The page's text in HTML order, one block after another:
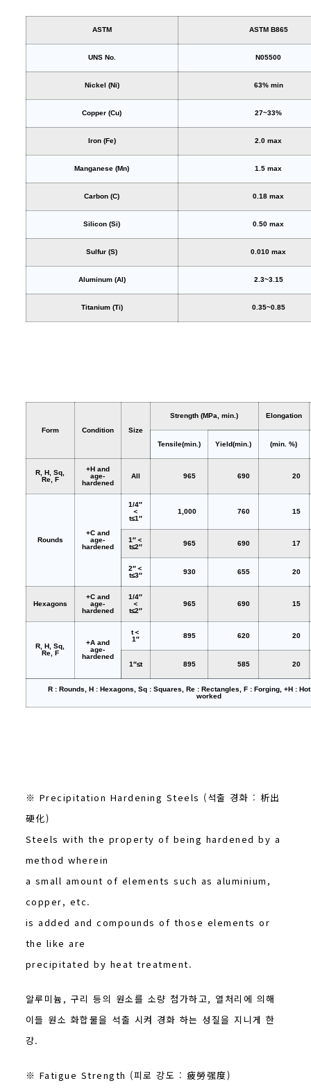
ASTM ASTM B865
UNS No. N05500
Nickel (Ni) 63% min
Copper (Cu) 27~33%
Iron (Fe) 2.0 max
Manganese (Mn) 1.5 max
Carbon (C) 0.18 max
Silicon (Si) 0.50 max
Sulfur (S) 0.010 max
Aluminum (Al) 2.3~3.15
Titanium (Ti) 0.35~0.85
Form Condition Size
Strength (MPa, min.) Elongation
Tensile(min.) Yield(min.) (min. %)
R, H, Sq,
Re, F
+H and
age-
hardened
All 965 690 20
Rounds
+C and
age-
hardened
1/4″
＜
t≤1″
1,000 760 15
1″＜
t≤2″
965 690 17
2″＜
t≤3″
930 655 20
Hexagons
+C and
age-
hardened
1/4″
＜
t≤2″
965 690 15
R, H, Sq,
Re, F
+A and
age-
hardened
t＜
1″
895 620 20
1″≤t 895 585 20
R : Rounds, H : Hexagons, Sq : Squares, Re : Rectangles, F : Forging, +H :
worked
※ Precipitation Hardening Steels (석출 경화 : 析出
硬化)
Steels with the property of being hardened by a
method wherein
a small amount of elements such as aluminium,
copper, etc.
is added and compounds of those elements or
the like are
precipitated by heat treatment.
알루미늄, 구리 등의 원소를 소량 첨가하고, 열처리에 의해
이들 원소 화합물을 석출 시켜 경화 하는 성질을 지니게 한
강.
※ Fatigue Strength (피로 강도 : 疲勞强度)